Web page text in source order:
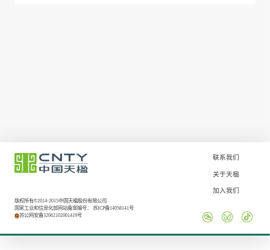
版权所有©2014-2015中国天楹股份有限公司
国家工业和信息化部网站备案编号： 苏ICP备14058141号
苏公网安备32062102001419号
联系我们
关于天楹
加入我们